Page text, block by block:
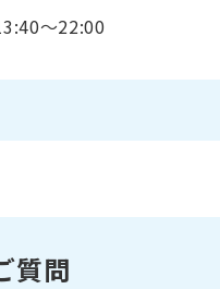
～22:00
質問